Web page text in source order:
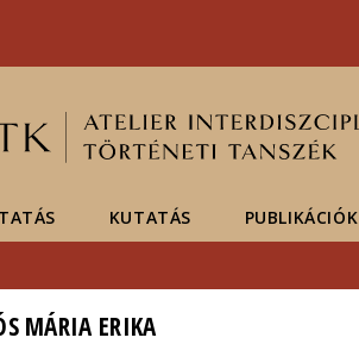
sajtóban
KUTATÁS PUBLIKÁCIÓK
MÁRIA ERIKA